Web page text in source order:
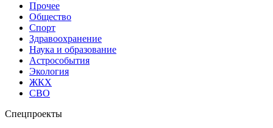
Прочее
Общество
Спорт
Здравоохранение
Наука и образование
Астрособытия
Экология
ЖКХ
СВО
Спецпроекты